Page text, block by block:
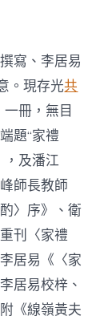
寫、李居易
。現存光共
冊，無目
題“家禮
，及潘江
師長教師
〉序》、衛
刊〈家禮
居易《〈家
居易校梓、
《線嶺黃夫